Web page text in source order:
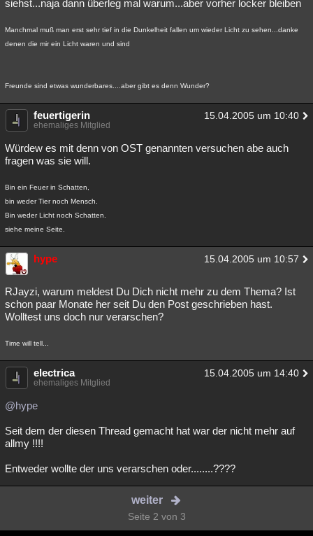
siehst...naja dann überleg mal warum...aber vorher locker bleiben
Manchmal muß man erst sehr tief in die Dunkelheit fallen um wieder Licht zu sehen...danke
denen die mir ein Licht waren und sind
Freunde sind etwas wunderbares....aber gibt es denn Wunder?
feuertigerin 15.04.2005 um 10:40
ehemaliges Mitglied
Würdew es mit denn von OST genannten versuchen abe auch
fragen was sie will.
Bin ein Feuer in Schatten,
bin weder Tier noch Mensch.
Bin weder Licht noch Schatten.
siehe meine Seite.
hype 15.04.2005 um 10:57
RJayzi, warum meldest Du Dich nicht mehr zu dem Thema? Ist
schon paar Monate her seit Du den Post geschrieben hast.
Wolltest uns doch nur verarschen?
Time will tell...
electrica 15.04.2005 um 14:40
ehemaliges Mitglied
@hype
Seit dem der diesen Thread gemacht hat war der nicht mehr auf
allmy !!!!
Entweder wollte der uns verarschen oder........????
weiter
Seite 2 von 3